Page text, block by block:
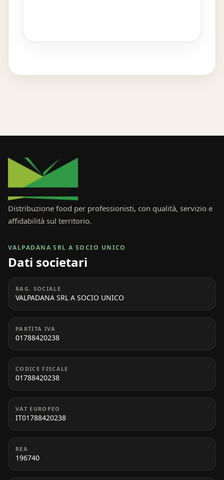
Distribuzione food per professionisti, con qualità, servizio e
affidabilità sul territorio.
VALPADANA SRL A SOCIO UNICO
Dati societari
RAG. SOCIALE
VALPADANA SRL A SOCIO UNICO
PARTITA IVA
01788420238
CODICE FISCALE
01788420238
VAT EUROPEO
IT01788420238
REA
196740